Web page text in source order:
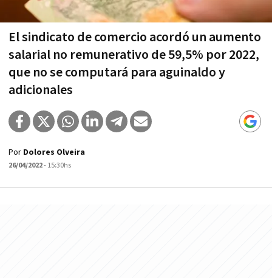
El sindicato de comercio acordó un aumento
salarial no remunerativo de 59,5% por 2022,
que no se computará para aguinaldo y
adicionales
Por Dolores Olveira
26/04/2022- 15:30hs